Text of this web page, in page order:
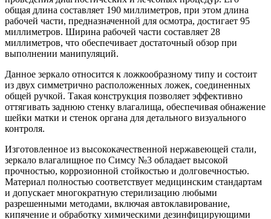
общая длина составляет 190 миллиметров, при этом длина
рабочей части, предназначенной для осмотра, достигает 95
миллиметров. Ширина рабочей части составляет 28
миллиметров, что обеспечивает достаточный обзор при
выполнении манипуляций.
Данное зеркало относится к ложкообразному типу и состоит
из двух симметрично расположенных ложек, соединенных
общей ручкой. Такая конструкция позволяет эффективно
оттягивать заднюю стенку влагалища, обеспечивая обнажение
шейки матки и стенок органа для детального визуального
контроля.
Изготовленное из высококачественной нержавеющей стали,
зеркало влагалищное по Симсу №3 обладает высокой
прочностью, коррозионной стойкостью и долговечностью.
Материал полностью соответствует медицинским стандартам
и допускает многократную стерилизацию любыми
разрешенными методами, включая автоклавирование,
кипячение и обработку химическими дезинфицирующими